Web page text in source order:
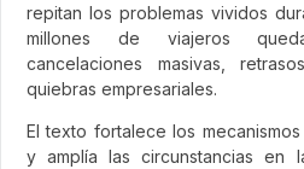
repitan los problemas vividos
millones de viajeros
cancelaciones masivas,
quiebras empresariales.
El texto fortalece los
y amplía las circunstancias en